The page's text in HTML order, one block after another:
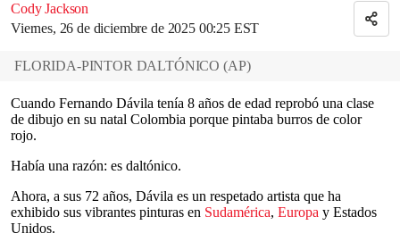
Cody Jackson
Viernes, 26 de diciembre de 2025 00:25 EST
FLORIDA-PINTOR DALTÓNICO (AP)
Cuando Fernando Dávila tenía 8 años de edad reprobó una clase
de dibujo en su natal Colombia porque pintaba burros de color
rojo.
Había una razón: es daltónico.
Ahora, a sus 72 años, Dávila es un respetado artista que ha
exhibido sus vibrantes pinturas en Sudamérica, Europa y Estados
Unidos.